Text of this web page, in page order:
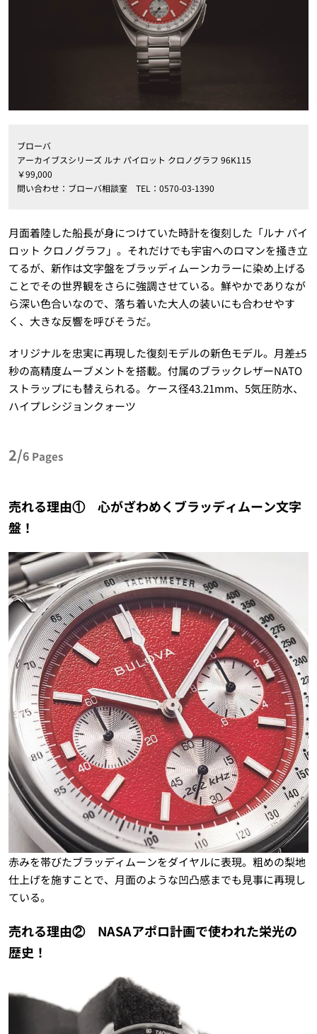
ブローバ
アーカイブスシリーズ ルナ パイロット クロノグラフ 96K115
￥99,000
問い合わせ：ブローバ相談室 TEL：0570-03-1390
月面着陸した船長が身につけていた時計を復刻した「ルナ パイ
ロット クロノグラフ」。それだけでも宇宙へのロマンを掻き立
てるが、新作は文字盤をブラッディムーンカラーに染め上げる
ことでその世界観をさらに強調させている。鮮やかでありなが
ら深い色合いなので、落ち着いた大人の装いにも合わせやす
く、大きな反響を呼びそうだ。
オリジナルを忠実に再現した復刻モデルの新色モデル。月差±5
秒の高精度ムーブメントを搭載。付属のブラックレザーNATO
ストラップにも替えられる。ケース径43.21mm、5気圧防水、
ハイプレシジョンクォーツ
2/6 Pages
売れる理由① 心がざわめくブラッディムーン文字
盤！
赤みを帯びたブラッディムーンをダイヤルに表現。粗めの梨地
仕上げを施すことで、月面のような凹凸感までも見事に再現し
ている。
売れる理由② NASAアポロ計画で使われた栄光の
歴史！